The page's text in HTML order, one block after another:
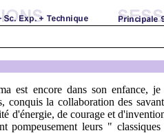
est encore dans son
la collaboration des
d'énergie, de courage et
pompeusement leurs "